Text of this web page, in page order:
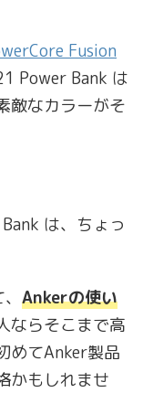
Fusion
Power Bank は
敵なカラーがそ
は、ちょっ
Ankerの使い
ならそこまで高
めてAnker製品
かもしれませ